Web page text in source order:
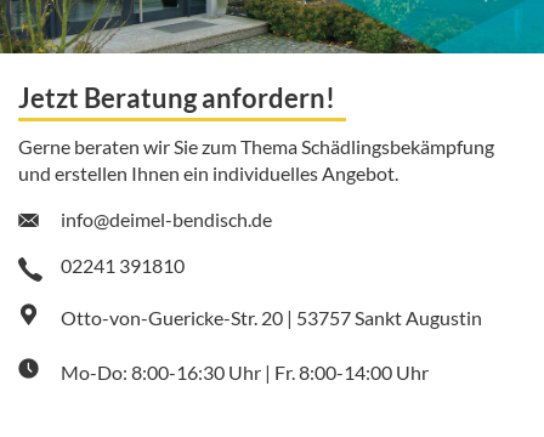
Jetzt Beratung anfordern!
Gerne beraten wir Sie zum Thema Schädlingsbekämpfung
und erstellen Ihnen ein individuelles Angebot.
info@deimel-bendisch.de
02241 391810
Otto-von-Guericke-Str. 20 | 53757 Sankt Augustin
Mo-Do: 8:00-16:30 Uhr | Fr. 8:00-14:00 Uhr